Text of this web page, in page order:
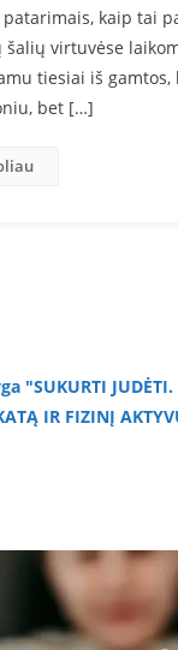
kaip tai
šalių virtuvėse
tiesiai iš gamtos,
bet […]
"SUKURTI JUDĖTI.
IR FIZINĮ